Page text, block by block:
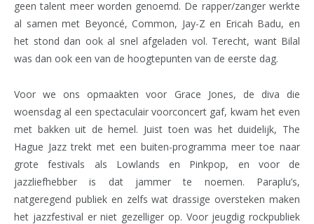
geen talent meer worden genoemd. De rapper/zanger werkte
al samen met Beyoncé, Common, Jay-Z en Ericah Badu, en
het stond dan ook al snel afgeladen vol. Terecht, want Bilal
was dan ook een van de hoogtepunten van de eerste dag.
Voor we ons opmaakten voor Grace Jones, de diva die
woensdag al een spectaculair voorconcert gaf, kwam het even
met bakken uit de hemel. Juist toen was het duidelijk, The
Hague Jazz trekt met een buiten-programma meer toe naar
grote festivals als Lowlands en Pinkpop, en voor de
jazzliefhebber is dat jammer te noemen. Paraplu’s,
natgeregend publiek en zelfs wat drassige oversteken maken
het jazzfestival er niet gezelliger op. Voor jeugdig rockpubliek